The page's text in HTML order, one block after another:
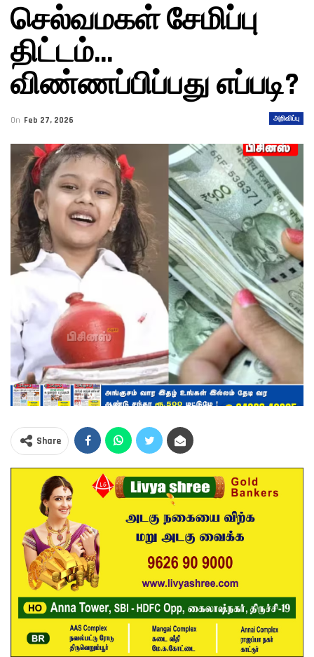
செல்வமகள் சேமிப்பு
திட்டம்…
விண்ணப்பிப்பது எப்படி?
அறிவிப்பு
On Feb 27, 2026
Share